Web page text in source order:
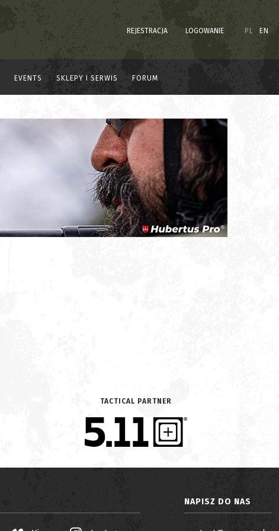
REJESTRACJA LOGOWANIE PL EN
EVENTS SKLEPY I SERWIS FORUM
TACTICAL PARTNER
NAPISZ DO NAS